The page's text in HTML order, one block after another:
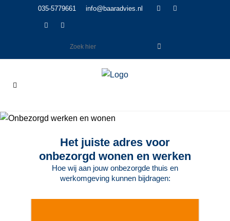
035-5779661 info@baaradvies.nl
Het juiste adres voor
onbezorgd wonen en werken
Hoe wij aan jouw onbezorgde thuis en
werkomgeving kunnen bijdragen: